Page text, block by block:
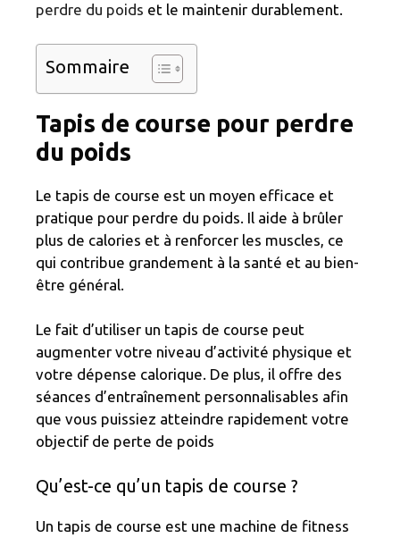
perdre du poids et le maintenir durablement.
Sommaire
Tapis de course pour perdre
du poids
Le tapis de course est un moyen efficace et
pratique pour perdre du poids. Il aide à brûler
plus de calories et à renforcer les muscles, ce
qui contribue grandement à la santé et au bien-
être général.
Le fait d’utiliser un tapis de course peut
augmenter votre niveau d’activité physique et
votre dépense calorique. De plus, il offre des
séances d’entraînement personnalisables afin
que vous puissiez atteindre rapidement votre
objectif de perte de poids
Qu’est-ce qu’un tapis de course ?
Un tapis de course est une machine de fitness